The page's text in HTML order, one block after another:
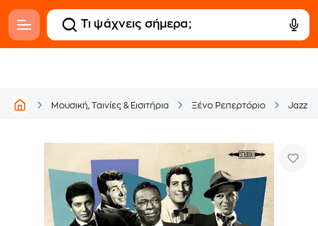
Μουσική, Ταινίες & Εισιτήρια Ξένο Ρεπερτόριο Jazz